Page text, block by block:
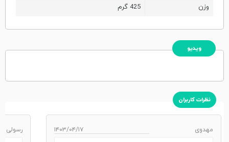
وزن 425 گرم
ویدیو
نظرات کاربران
مهدوی ۱۴۰۳/۰۴/۱۷ رسولی